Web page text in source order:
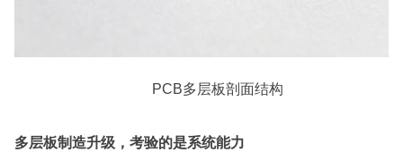
PCB多层板剖面结构
多层板制造升级，考验的是系统能力